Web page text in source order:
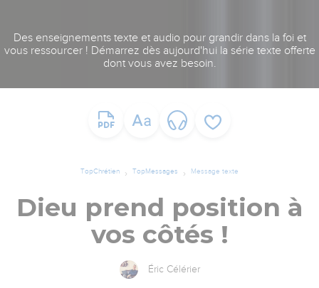
Des enseignements texte et audio pour grandir dans la foi et
vous ressourcer ! Démarrez dès aujourd'hui la série texte offerte
dont vous avez besoin.
TopChrétien TopMessages Message texte
Dieu prend position à
vos côtés !
Éric Célérier